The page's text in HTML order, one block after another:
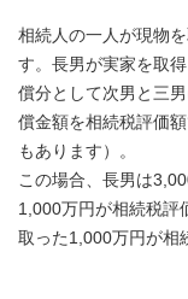
相続人の一人が現物
す。長男が実家を取
償分として次男と三
償金額を相続税評価
もあります）。
この場合、長男は
1,000万円が相続税評
取った1,000万円が相